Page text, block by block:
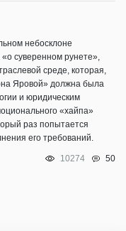
небосклоне
«о суверенном рунете»,
среде, которая,
Яровой» должна была
и юридическим
«хайпа»
раз попытается
его требований.
10274 50